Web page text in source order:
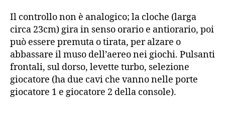
Il controllo non è analogico; la cloche (larga
circa 23cm) gira in senso orario e antiorario, poi
può essere premuta o tirata, per alzare o
abbassare il muso dell’aereo nei giochi. Pulsanti
frontali, sul dorso, levette turbo, selezione
giocatore (ha due cavi che vanno nelle porte
giocatore 1 e giocatore 2 della console).